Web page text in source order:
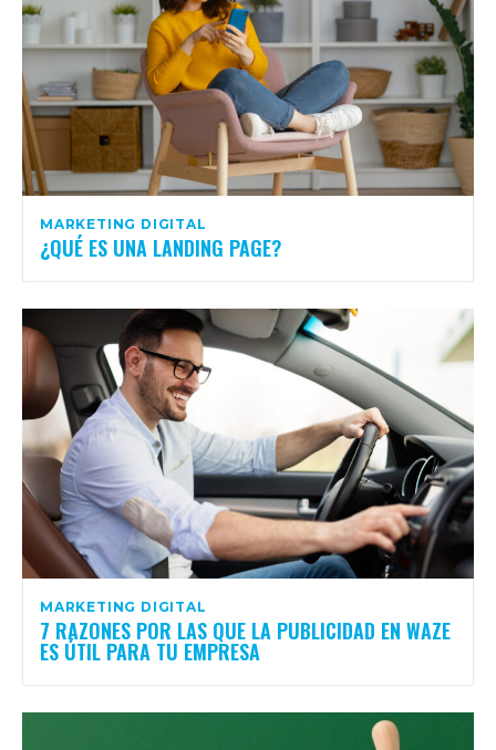
MARKETING DIGITAL
¿QUÉ ES UNA LANDING PAGE?
MARKETING DIGITAL
7 RAZONES POR LAS QUE LA PUBLICIDAD EN WAZE
ES ÚTIL PARA TU EMPRESA